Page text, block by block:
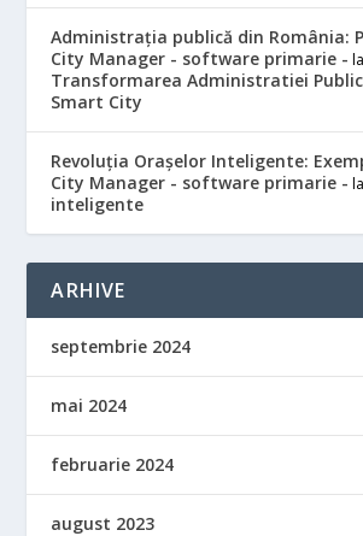
Administrația publică din România:
City Manager - software primarie - la
Transformarea Administratiei
Smart City
Revoluția Orașelor Inteligente:
City Manager - software primarie - la
inteligente
ARHIVE
septembrie 2024
mai 2024
februarie 2024
august 2023